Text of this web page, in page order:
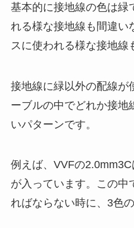
基本的に接地線の色は緑
れる様な接地線も間違い
スに使われる様な接地線
接地線に緑以外の配線が
ーブルの中でどれか接地
いパターンです。
例えば、VVFの
が入っています。この中
ればならない時に、3色